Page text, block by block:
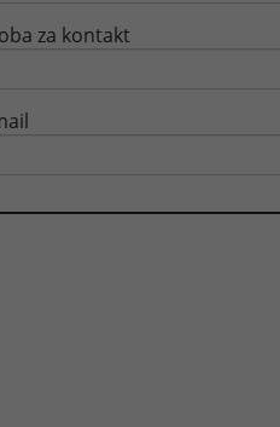
za kontakt